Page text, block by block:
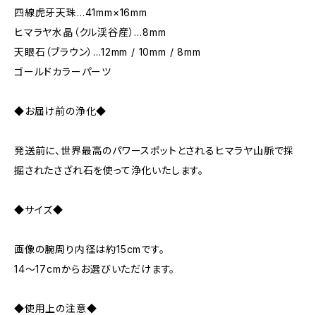
四線虎牙天珠…41mm×16mm
ヒマラヤ水晶（クル渓谷産）…8mm
天眼石（ブラウン）…12mm / 10mm / 8mm
ゴールドカラーパーツ
◆お届け前の浄化◆
発送前に、世界最高のパワースポットとされるヒマラヤ山脈で採
掘されたさざれ石を使って浄化いたします。
◆サイズ◆
画像の腕周り内径は約15cmです。
14～17cmからお選びいただけます。
◆使用上の注意◆